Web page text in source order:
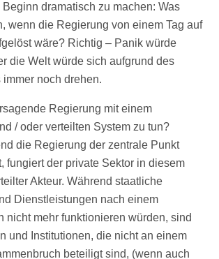
dramatisch zu machen: Was
wenn die Regierung von einem Tag auf
wäre? Richtig – Panik würde
die Welt würde sich aufgrund des
noch drehen.
Regierung mit einem
/ oder verteilten System zu tun?
die Regierung der zentrale Punkt
fungiert der private Sektor in diesem
Akteur. Während staatliche
Dienstleistungen nach einem
nicht mehr funktionieren würden, sind
und Institutionen, die nicht an einem
beteiligt sind, (wenn auch